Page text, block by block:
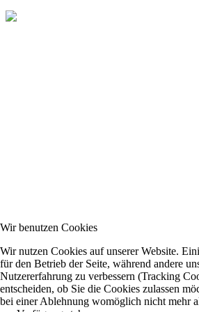
Wir benutzen Cookies
Wir nutzen Cookies auf unserer Website.
für den Betrieb der Seite, während andere
Nutzererfahrung zu verbessern (Tracking
entscheiden, ob Sie die Cookies zulassen
bei einer Ablehnung womöglich nicht mehr